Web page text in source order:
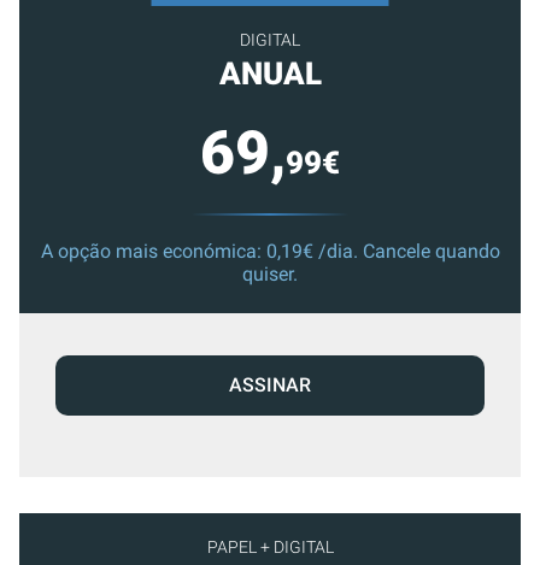
PAPEL + DIGITAL
DIGITAL
ANUAL
69,99€
A opção mais económica: 0,19€ /dia. Cancele quando
quiser.
ASSINAR